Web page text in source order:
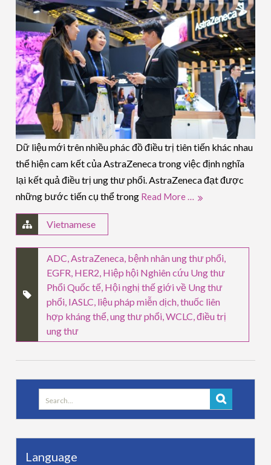
Dữ liệu mới trên nhiều phác đồ điều trị tiên tiến khác nhau
thể hiện cam kết của AstraZeneca trong việc định nghĩa
lại kết quả điều trị ung thư phổi. AstraZeneca đạt được
những bước tiến cụ thể trong Read More …
Vietnamese
ADC,AstraZeneca, bệnh nhân ung thư phổi,
EGFR, HER2, Hiệp hội Nghiên cứu Ung thư
Phổi Quốc tế, Hội nghị thế giới về Ung thư
phổi, IASLC, liệu pháp miễn dịch,thuốc liên
hợp kháng thể,ung thư phổi,WCLC,điều trị
ung thư
Search
for:
Language